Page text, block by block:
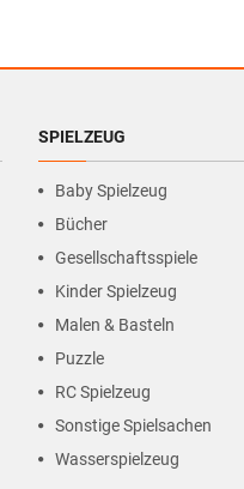
SPIELZEUG
Baby Spielzeug
Bücher
Gesellschaftsspiele
Kinder Spielzeug
Malen & Basteln
Puzzle
RC Spielzeug
Sonstige Spielsachen
Wasserspielzeug